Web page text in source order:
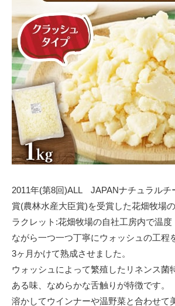
2011年(第8回)ALL JAPANナチュラルチ
賞(農林水産大臣賞)を受賞した花畑牧場
ラクレット:花畑牧場の自社工房内で温度
ながら一つ一つ丁寧にウォッシュの工程
3ヶ月かけて熟成させました。
ウォッシュによって繁殖したリネンス菌
ある味、なめらかな舌触りが特徴です。
溶かしてウインナーや温野菜と合わせて